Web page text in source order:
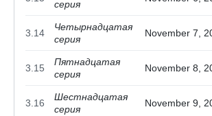
серия
3.14
Четырнадцатая
серия
November 7,
3.15
Пятнадцатая
серия
November 8,
3.16
Шестнадцатая
серия
November 9,